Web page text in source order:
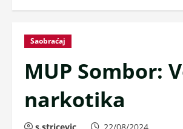
Saobraćaj
MUP Sombor:
narkotika